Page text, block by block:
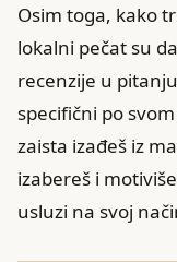
Osim toga, kako
lokalni pečat su
recenzije u
specifični po
zaista izađeš iz
izabereš i
usluzi na svoj